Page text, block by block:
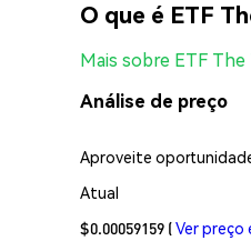
O que é ETF
Mais sobre ETF
Análise de preço
Aproveite
Atual
$0.00059159 (Ver preço